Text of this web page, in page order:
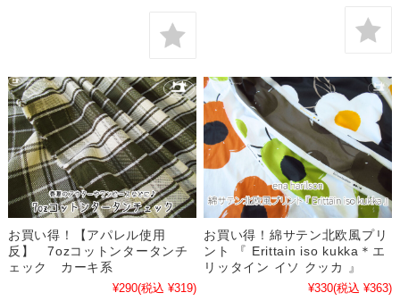
お買い得！【アパレル使用
反】 7ozコットンタータンチ
ェック カーキ系
¥290(税込 ¥319)
お買い得！綿サテン北欧風プリ
ント 『 Erittain iso kukka＊エ
リッタイン イソ クッカ 』
¥330(税込 ¥363)